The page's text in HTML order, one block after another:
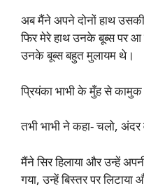
अब मैंने अपने दोनों हाथ उसकी
फिर मेरे हाथ उनके बूब्स पर आ
उनके बूब्स बहुत मुलायम थे।
प्रियंका भाभी के मुँह से
तभी भाभी ने कहा- चलो,
मैंने सिर हिलाया और उन्हें
गया, उन्हें बिस्तर पर